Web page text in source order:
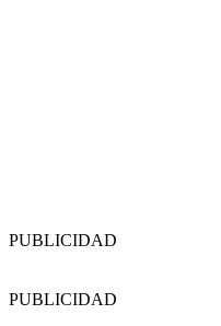
PUBLICIDAD
PUBLICIDAD